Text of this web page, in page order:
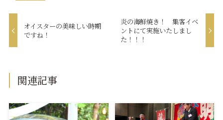
オイスターの美味しい時期
ですね！
炎の海鮮焼き！ 集客イベ
ントにて実施いたしまし
た！！！
関連記事